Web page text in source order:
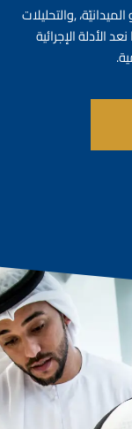
,والتحليلات
الأدلة الإجرائية